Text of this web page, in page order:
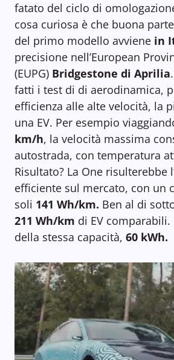
fatato del ciclo di
cosa curiosa è che buona
del primo modello avviene in
precisione nell’European
(EUPG) Bridgestone di Aprilia
fatti i test di di aerodinamica,
efficienza alle alte velocità, la
una EV. Per esempio
km/h, la velocità massima
autostrada, con temperatura
Risultato? La One risulterebbe
efficiente sul mercato, con un
soli 141 Wh/km. Ben al di
211 Wh/km di EV comparabili.
della stessa capacità, 60 kWh.